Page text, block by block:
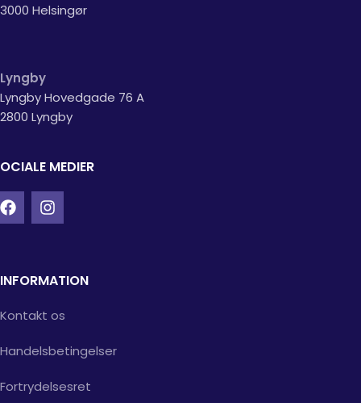
3000 Helsingør
Lyngby
Lyngby Hovedgade 76 A
2800 Lyngby
MEDIER
INFORMATION
Kontakt os
Handelsbetingelser
Fortrydelsesret